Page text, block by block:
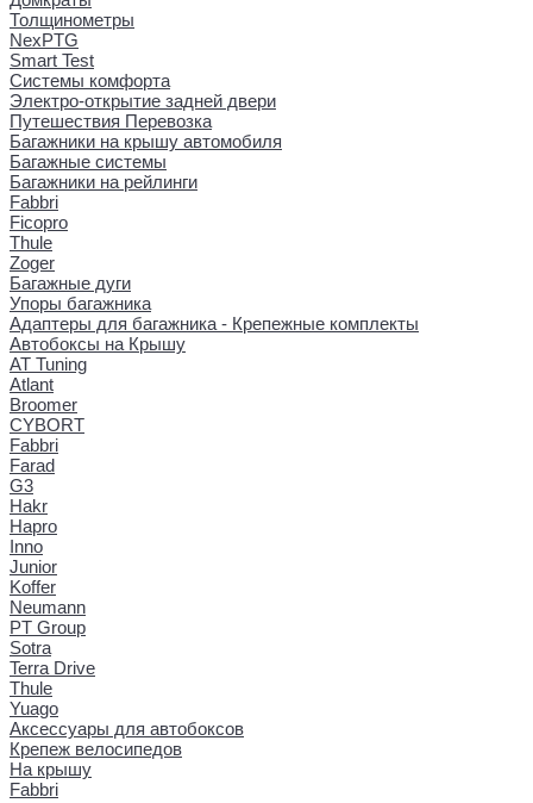
Толщинометры
NexPTG
Smart Test
Системы комфорта
Электро-открытие задней двери
Путешествия Перевозка
Багажники на крышу автомобиля
Багажные системы
Багажники на рейлинги
Fabbri
Ficopro
Thule
Zoger
Багажные дуги
Упоры багажника
Адаптеры для багажника - Крепежные комплекты
Автобоксы на Крышу
AT Tuning
Atlant
Broomer
CYBORT
Fabbri
Farad
G3
Hakr
Hapro
Inno
Junior
Koffer
Neumann
PT Group
Sotra
Terra Drive
Thule
Yuago
Аксессуары для автобоксов
Крепеж велосипедов
На крышу
Fabbri